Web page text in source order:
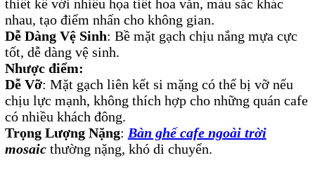
thiết kế với nhiều họa tiết hoa văn, màu sắc khác
nhau, tạo điểm nhấn cho không gian.
Dễ Dàng Vệ Sinh: Bề mặt gạch chịu nắng mựa cực
tốt, dễ dàng vệ sinh.
Nhược điểm:
Dễ Vỡ: Mặt gạch liên kết si mặng có thể bị vỡ nếu
chịu lực mạnh, không thích hợp cho những quán cafe
có nhiều khách đông.
Trọng Lượng Nặng: Bàn ghế cafe ngoài trời
mosaicthường nặng, khó di chuyển.